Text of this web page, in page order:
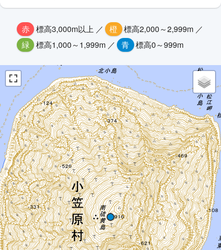
赤 標高3,000m以上 ／ 橙
標高2,000～2,999m ／
緑 標高1,000～1,999m ／ 青 標高0～999m